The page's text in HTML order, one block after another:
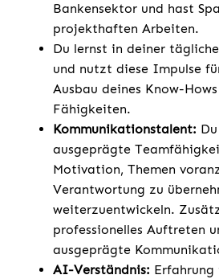
Bankensektor und hast
projekthaften Arbeiten.
Du lernst in deiner
und nutzt diese Impulse
Ausbau deines Know-
Fähigkeiten.
Kommunikationstalent:
ausgeprägte
Motivation, Themen
Verantwortung zu
weiterzuentwickeln.
professionelles Auftreten
ausgeprägte
AI-Verständnis: